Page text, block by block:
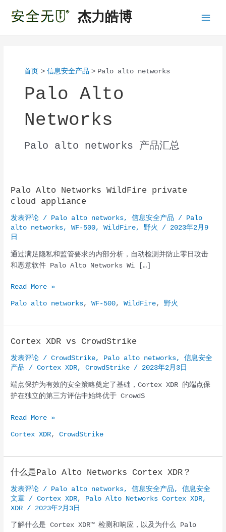
杰力皓博
首页 信息安全产品 Palo alto networks
Palo Alto
Networks
Palo alto networks 产品汇总
Palo Alto Networks WildFire private
cloud appliance
发表评论 / Palo alto networks,信息安全产品 / Palo
alto networks,WF-500,WildFire,野火 / 2023年2月9
日
通过满足隐私和监管要求的内部分析，自动检测并防止零日攻击
和恶意软件 Palo Alto Networks Wi […]
Palo
cloud
appliance
Read More »
Palo alto networks,WF-500,WildFire,野火
Cortex XDR vs CrowdStrike
发表评论 /CrowdStrike, Palo alto networks,信息安全
产品 /Cortex XDR,CrowdStrike / 2023年2月3日
端点保护为有效的安全策略奠定了基础，Cortex XDR 的端点保
护在独立的第三方评估中始终优于 CrowdS
Cortex
Read More »
Cortex XDR,CrowdStrike
什么是Palo Alto Networks Cortex XDR？
发表评论 / Palo alto networks,信息安全产品 ,信息安全
文章 /Cortex XDR, Palo Alto Networks Cortex XDR,
XDR / 2023年2月3日
了解什么是 Cortex XDR™ 检测和响应，以及为什么 Palo